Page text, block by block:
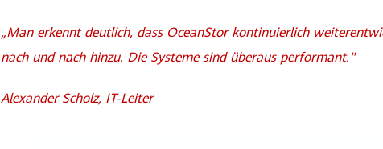
„Man erkennt deutlich, dass OceanStor kontinuierlich
nach und nach hinzu. Die Systeme sind überaus performant."
Alexander Scholz, IT-Leiter